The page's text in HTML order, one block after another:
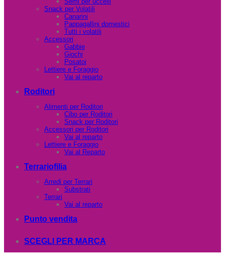
Snack per Volatili
Canarini
Pappagallini domestici
Tutti i volatili
Accessori
Gabbie
Giochi
Posatoi
Lettiere e Foraggio
Vai al reparto
Roditori
Alimenti per Roditori
Cibo per Roditori
Snack per Roditori
Accessori per Roditori
Vai al reparto
Lettiere e Foraggio
Vai al Reparto
Terrariofilia
Arredi per Terrari
Substrati
Terrari
Vai al reparto
Punto vendita
SCEGLI PER MARCA